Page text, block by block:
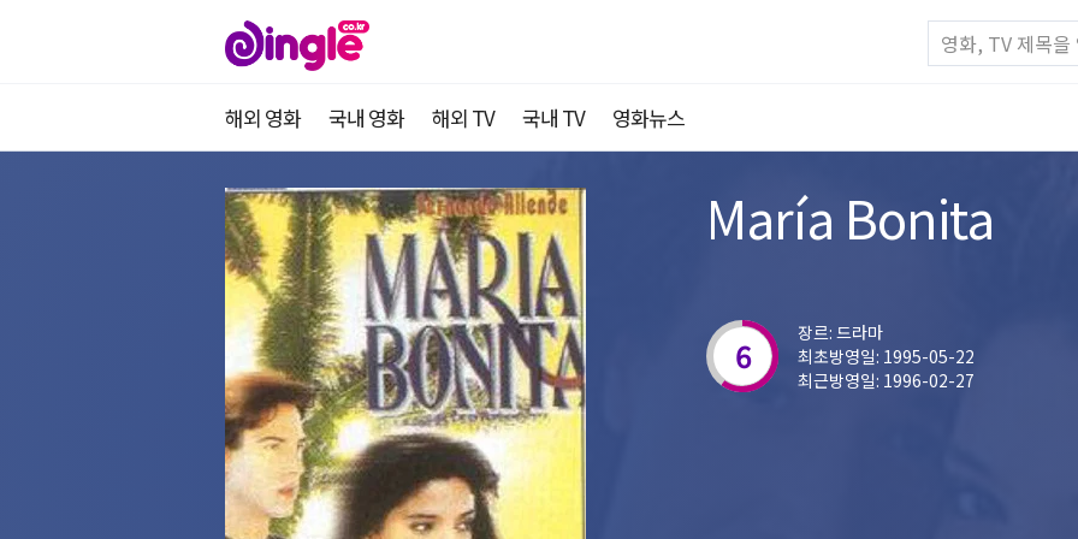
해외 영화 국내 영화 해외 TV 국내 TV 영화뉴스
María Bonita
6
장르: 드라마
최초방영일: 1995-05-22
최근방영일: 1996-02-27